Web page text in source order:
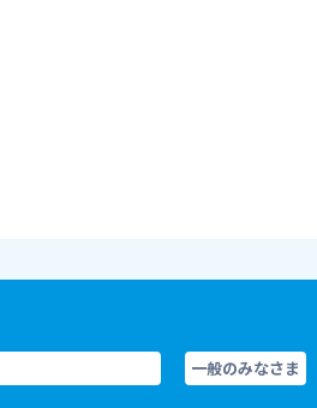
一般のみなさま